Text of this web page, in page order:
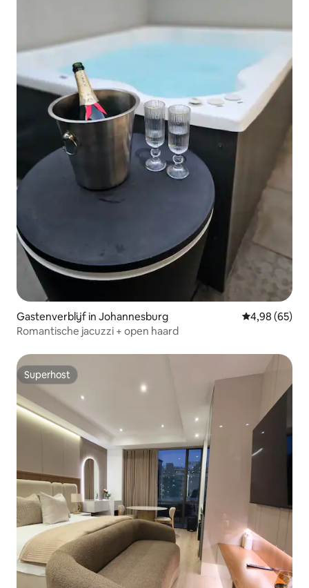
Gastenverblijf in Johannesburg Gemiddelde
4,98 (65)
Romantische jacuzzi + open haard
Superhost
Superhost